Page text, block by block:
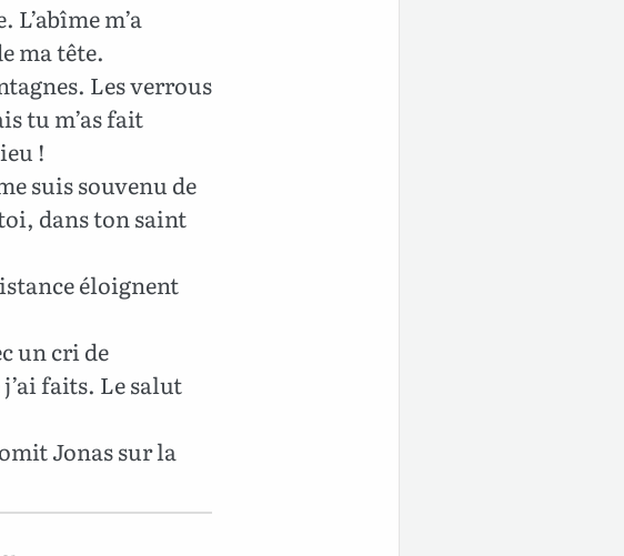
L’abîme m’a
ma tête.
Les verrous
tu m’as fait
!
suis souvenu de
dans ton saint
éloignent
un cri de
faits. Le salut
Jonas sur la